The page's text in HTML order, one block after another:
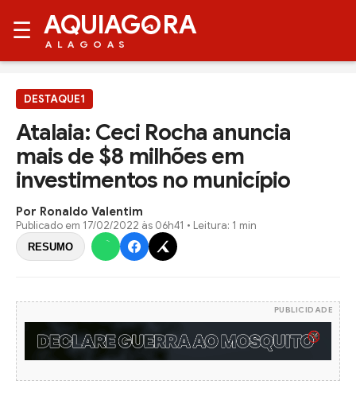
☰ AQUIAG RA
ALAGOAS
DESTAQUE1
Atalaia: Ceci Rocha anuncia
mais de $8 milhões em
investimentos no município
Por Ronaldo Valentim
Publicado em 17/02/2022 às 06h41 • Leitura: 1 min
RESUMO
PUBLICIDADE